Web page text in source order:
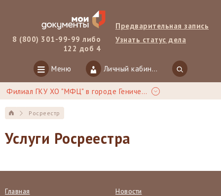
8 (800) 301-99-99 либо
122 доб 4
Предварительная запись
Узнать статус дела
Меню Личный кабинет
Филиал ГКУ ХО "МФЦ" в городе Геническ
Росреестр
Услуги Росреестра
Главная
Новости